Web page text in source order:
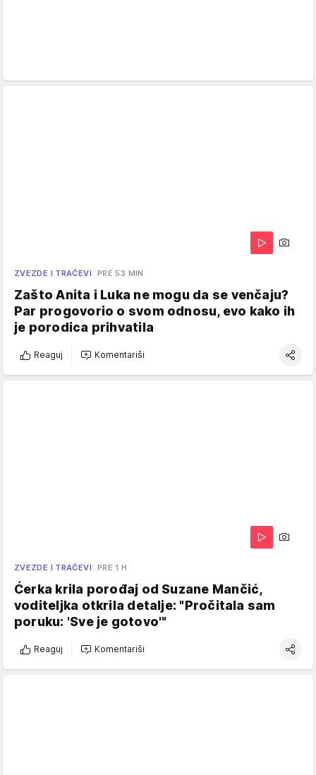
ZVEZDE I TRAČEVI PRE 53 MIN
Zašto Anita i Luka ne mogu da se venčaju?
Par progovorio o svom odnosu, evo kako ih
je porodica prihvatila
Reaguj Komentariši
ZVEZDE I TRAČEVI PRE 1 H
Ćerka krila porođaj od Suzane Mančić,
voditeljka otkrila detalje: "Pročitala sam
poruku: 'Sve je gotovo'"
Reaguj Komentariši